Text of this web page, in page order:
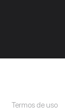
Termos de uso